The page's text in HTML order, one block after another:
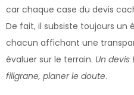
car chaque case du devis
De fait, il subsiste toujours un
chacun affichant une
évaluer sur le terrain. Un devis
filigrane, planer le doute.